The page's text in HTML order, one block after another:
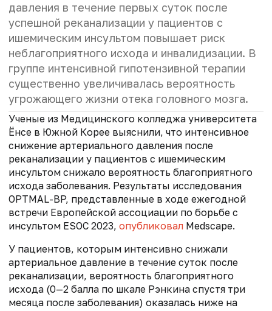
давления в течение первых суток после
успешной реканализации у пациентов с
ишемическим инсультом повышает риск
неблагоприятного исхода и инвалидизации. В
группе интенсивной гипотензивной терапии
существенно увеличивалась вероятность
угрожающего жизни отека головного мозга.
Ученые из Медицинского колледжа университета
Ёнсе в Южной Корее выяснили, что интенсивное
снижение артериального давления после
реканализации у пациентов с ишемическим
инсультом снижало вероятность благоприятного
исхода заболевания. Результаты исследования
OPTMAL-BP, представленные в ходе ежегодной
встречи Европейской ассоциации по борьбе с
инсультом ESOC 2023, опубликовал Medscape.
У пациентов, которым интенсивно снижали
артериальное давление в течение суток после
реканализации, вероятность благоприятного
исхода (0—2 балла по шкале Рэнкина спустя три
месяца после заболевания) оказалась ниже на